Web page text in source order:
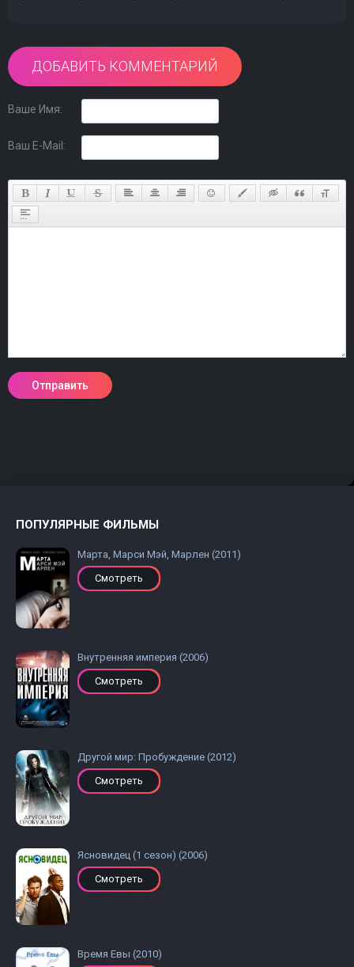
ПОПУЛЯРНЫЕ ФИЛЬМЫ
Марта, Марси Мэй, Марлен (2011)
Смотреть
Внутренняя империя (2006)
Смотреть
Другой мир: Пробуждение (2012)
Смотреть
Ясновидец (1 сезон) (2006)
Смотреть
Время Евы (2010)
ДОБАВИТЬ КОММЕНТАРИЙ
Ваше Имя:
Ваш E-Mail: